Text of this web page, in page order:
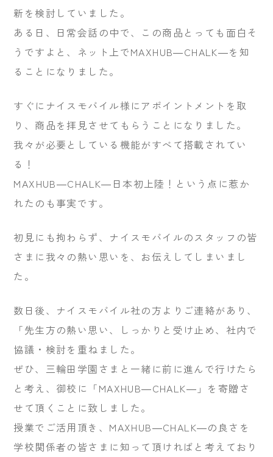
新を検討していました。
ある日、日常会話の中で、この商品とっても面白そ
うですよと、ネット上でMAXHUB―CHALK―を知
ることになりました。
すぐにナイスモバイル様にアポイントメントを取
り、商品を拝見させてもらうことになりました。
我々が必要としている機能がすべて搭載されてい
る！
MAXHUB―CHALK―日本初上陸！という点に惹か
れたのも事実です。
初見にも拘わらず、ナイスモバイルのスタッフの皆
さまに我々の熱い思いを、お伝えしてしまいまし
た。
数日後、ナイスモバイル社の方よりご連絡があり、
「先生方の熱い思い、しっかりと受け止め、社内で
協議・検討を重ねました。
ぜひ、三輪田学園さまと一緒に前に進んで行けたら
と考え、御校に「MAXHUB―CHALK―」を寄贈さ
せて頂くことに致しました。
授業でご活用頂き、MAXHUB―CHALK―の良さを
学校関係者の皆さまに知って頂ければと考えており